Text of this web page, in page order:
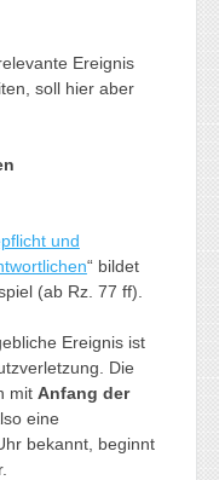
Ereignis
soll hier aber
und
“ bildet
(ab Rz. 77 ff).
Ereignis ist
Die
mit Anfang der
eine
bekannt, beginnt